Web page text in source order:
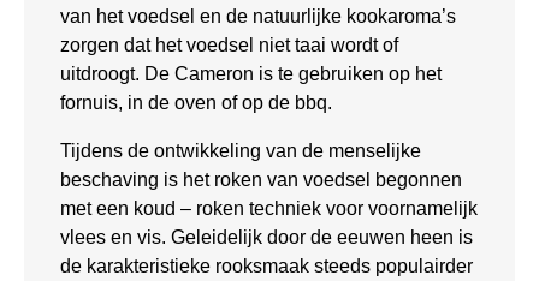
van het voedsel en de natuurlijke kookaroma’s
zorgen dat het voedsel niet taai wordt of
uitdroogt. De Cameron is te gebruiken op het
fornuis, in de oven of op de bbq.
Tijdens de ontwikkeling van de menselijke
beschaving is het roken van voedsel begonnen
met een koud – roken techniek voor voornamelijk
vlees en vis. Geleidelijk door de eeuwen heen is
de karakteristieke rooksmaak steeds populairder